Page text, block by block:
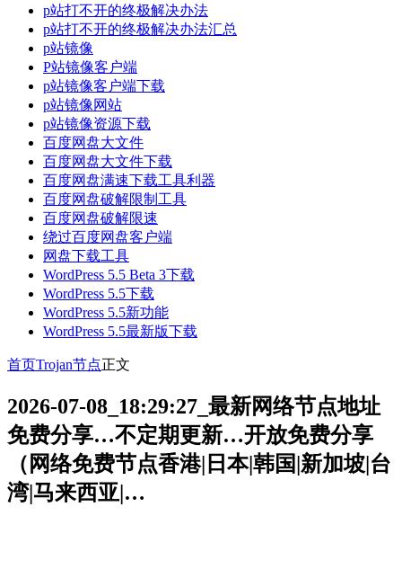
p站打不开的终极解决办法
p站打不开的终极解决办法汇总
p站镜像
P站镜像客户端
p站镜像客户端下载
p站镜像网站
p站镜像资源下载
百度网盘大文件
百度网盘大文件下载
百度网盘满速下载工具利器
百度网盘破解限制工具
百度网盘破解限速
绕过百度网盘客户端
网盘下载工具
WordPress 5.5 Beta 3下载
WordPress 5.5下载
WordPress 5.5新功能
WordPress 5.5最新版下载
首页Trojan节点正文
2026-07-08_18:29:27_最新网络节点地址
免费分享…不定期更新…开放免费分享
（网络免费节点香港|日本|韩国|新加坡|台
湾|马来西亚|…